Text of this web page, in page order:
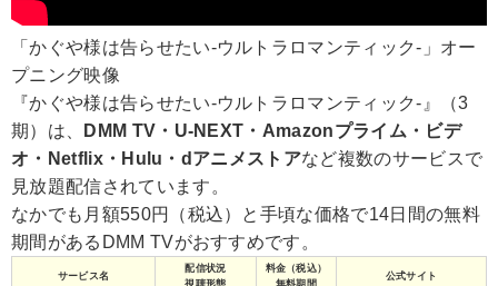
「かぐや様は告らせたい-ウルトラロマンティック-」オー
プニング映像
『かぐや様は告らせたい-ウルトラロマンティック-』（3
期）は、
DMM TV・U-NEXT・Amazonプライム・ビデ
オ・Netflix・Hulu・dアニメストアなど複数のサービスで
見放題配信されています。
なかでも月額550円（税込）と手頃な価格で14日間の無料
期間があるDMM TVがおすすめです。
サービス名
配信状況
視聴形態
料金（税込）
無料期間
公式サイト